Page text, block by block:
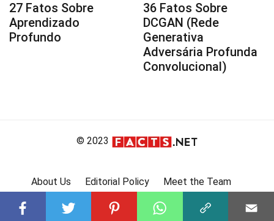
27 Fatos Sobre
Aprendizado
Profundo
36 Fatos Sobre
DCGAN (Rede
Generativa
Adversária Profunda
Convolucional)
© 2023
About Us Editorial Policy
Meet the Team
Affiliate Disclosure
DMCA Terms Privacy Policy